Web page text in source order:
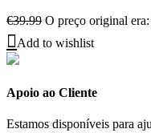
€39.99 O preço original
Add to wishlist
Apoio ao Cliente
Estamos disponíveis para